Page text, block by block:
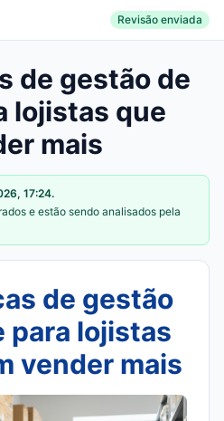
Revisão enviada
de gestão de
lojistas que
mais
17:24.
e estão sendo analisados pela
de gestão
para lojistas
vender mais